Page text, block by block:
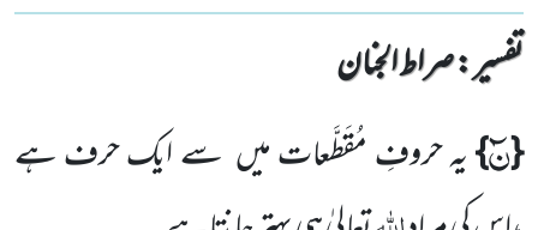
تفسیر : ‎صراط الجنان
{نٓ}یہ حروفِ مُقَطَّعات میں سے ایک حرف ہے